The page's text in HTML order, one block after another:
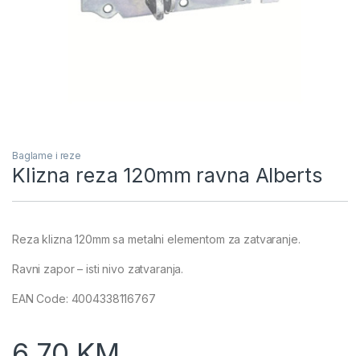
Baglame i reze
Klizna reza 120mm ravna Alberts
Reza klizna 120mm sa metalni elementom za zatvaranje.
Ravni zapor – isti nivo zatvaranja.
EAN Code: 4004338116767